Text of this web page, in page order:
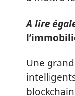
A lire
Une